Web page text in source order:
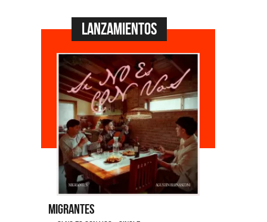
Lanzamientos
Migrantes